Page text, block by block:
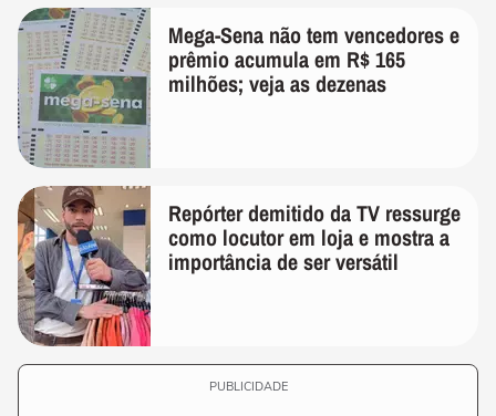
Mega-Sena não tem vencedores e
prêmio acumula em R$ 165
milhões; veja as dezenas
Repórter demitido da TV ressurge
como locutor em loja e mostra a
importância de ser versátil
PUBLICIDADE